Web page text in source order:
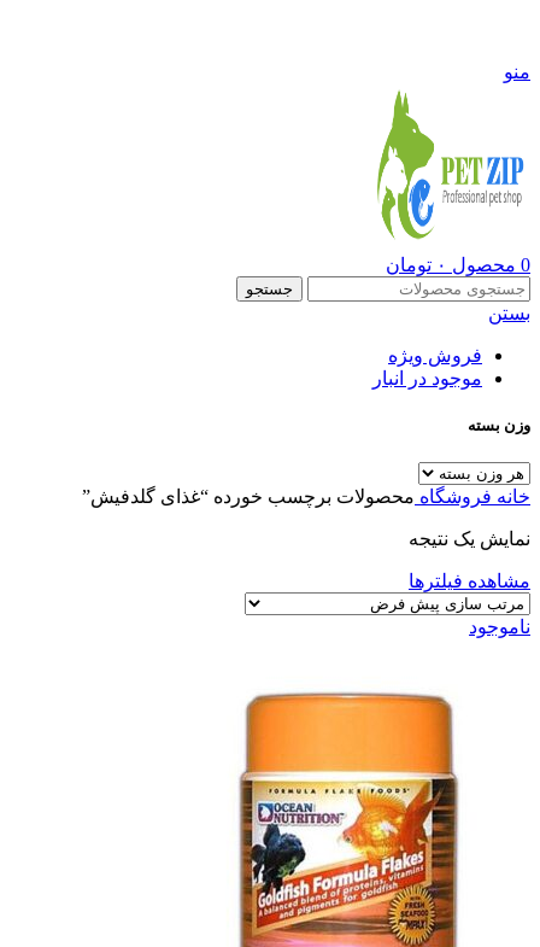
منو
0 محصول ۰ تومان
جستجو
بستن
فروش ویژه
موجود در انبار
وزن بسته
خانه فروشگاه محصولات برچسب خورده “غذای گلدفیش”
نمایش یک نتیجه
مشاهده فیلترها
ناموجود